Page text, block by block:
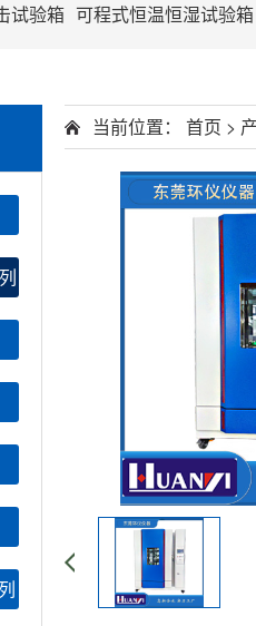
试验箱 可程式恒温恒湿试验箱
当前位置： 首页 >